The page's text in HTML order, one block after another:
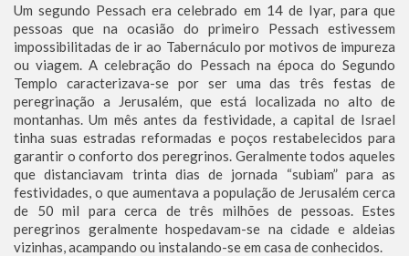
Um segundo Pessach era celebrado em 14 de Iyar, para que
pessoas que na ocasião do primeiro Pessach estivessem
impossibilitadas de ir ao Tabernáculo por motivos de impureza
ou viagem. A celebração do Pessach na época do Segundo
Templo caracterizava-se por ser uma das três festas de
peregrinação a Jerusalém, que está localizada no alto de
montanhas. Um mês antes da festividade, a capital de Israel
tinha suas estradas reformadas e poços restabelecidos para
garantir o conforto dos peregrinos. Geralmente todos aqueles
que distanciavam trinta dias de jornada “subiam” para as
festividades, o que aumentava a população de Jerusalém cerca
de 50 mil para cerca de três milhões de pessoas. Estes
peregrinos geralmente hospedavam-se na cidade e aldeias
vizinhas, acampando ou instalando-se em casa de conhecidos.